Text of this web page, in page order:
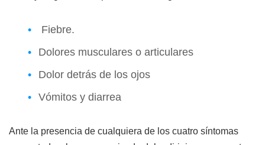
Fiebre.
Dolores musculares o articulares
Dolor detrás de los ojos
Vómitos y diarrea
Ante la presencia de cualquiera de los cuatro síntomas